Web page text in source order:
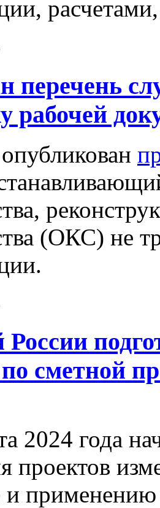
перечень
рабочей
(ОКС) не
сметной
2024 года
проектов
и